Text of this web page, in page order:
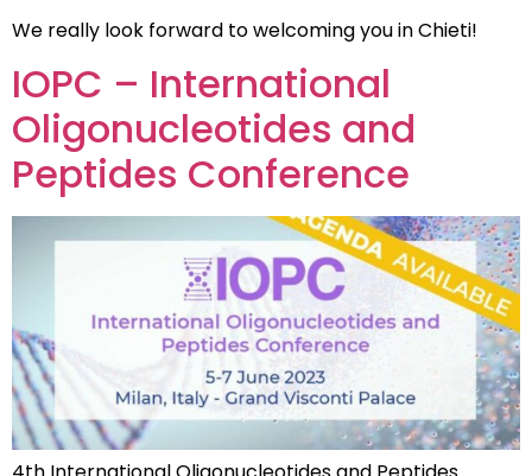
We really look forward to welcoming you in Chieti!
IOPC – International
Oligonucleotides and
Peptides Conference